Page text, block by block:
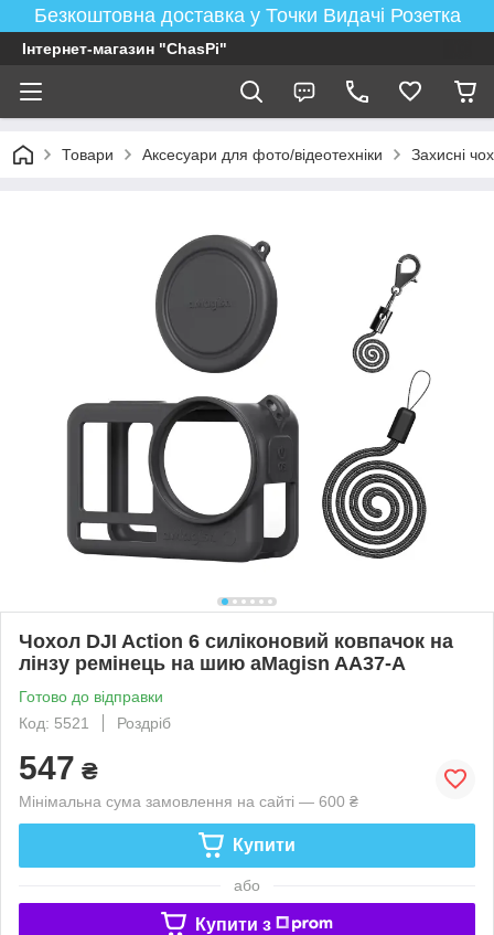
Безкоштовна доставка у Точки Видачі Розетка
Інтернет-магазин "ChasPi"
Товари Аксесуари для фото/відеотехніки Захисні
Чохол DJI Action 6 силіконовий ковпачок на
лінзу ремінець на шию aMagisn AA37-A
Готово до відправки
Код: 5521
Роздріб
547 ₴
Мінімальна сума замовлення на сайті — 600 ₴
Купити
або
Купити з